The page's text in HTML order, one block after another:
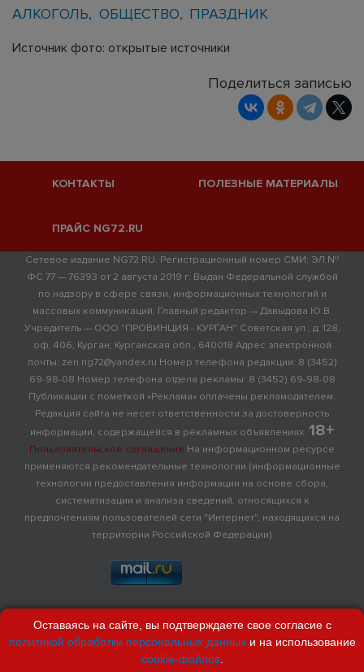
АЛКОГОЛЬ ОБЩЕСТВО ПРАЗДНИК
Источник фото: открытые источники
Поделиться записью
КОНТАКТЫ ПОЛЕЗНЫЕ МАТЕРИАЛЫ
ПРАЙС NG72.RU
Сетевое издание NG72.RU. Регистрационный номер СМИ: ЭЛ №
ФС 77 — 76393 от 2 августа 2019 г. Выдан Федеральной службой
по надзору в сфере связи, информационных технологий и
массовых коммуникаций. Главный редактор — Давыдова Ю.В.
Учредитель — ООО "ПРОВИНЦИЯ - КУРГАН" Советская ул., д. 128,
оф. 406, Курган, Курганская обл., 640018 Адрес электронной
почты: zen.ng72@yandex.ru Номер телефона редакции: 8 (3452)
69-98-08 Номер телефона отдела рекламы: 8 (3452) 69-98-08
Публикации с пометкой «Реклама» оплачены рекламодателем.
Редакция сайта не несет ответственности за достоверность
информации, содержащейся в рекламных объявлениях. 18+
Пользовательское соглашение На информационном ресурсе
применяются рекомендательные технологии (информационные
технологии предоставления информации на основе сбора,
систематизации и анализа сведений, относящихся к
предпочтениям пользователей сети "Интернет", находящихся на
территории Российской Федерации)
Оставаясь на сайте, вы подтверждаете свое согласие с
политикой обработки персональных данныхи на использование
cookie-файлов.